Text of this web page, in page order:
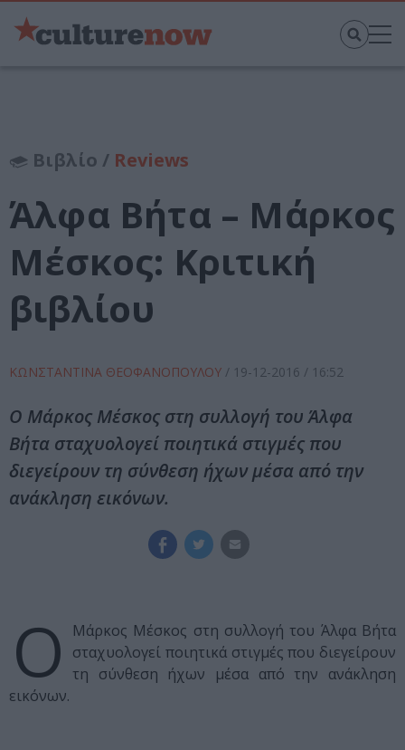
Βιβλίο / Reviews
Άλφα Βήτα – Μάρκος
Μέσκος: Κριτική
βιβλίου
ΚΩΝΣΤΑΝΤΙΝΑ ΘΕΟΦΑΝΟΠΟΥΛΟΥ / 19-12-2016 / 16:52
Ο Μάρκος Μέσκος στη συλλογή του Άλφα
Βήτα σταχυολογεί ποιητικά στιγμές που
διεγείρουν τη σύνθεση ήχων μέσα από την
ανάκληση εικόνων.
Ο
Μάρκος Μέσκος στη συλλογή του Άλφα Βήτα
σταχυολογεί ποιητικά στιγμές που διεγείρουν
τη σύνθεση ήχων μέσα από την ανάκληση
εικόνων.